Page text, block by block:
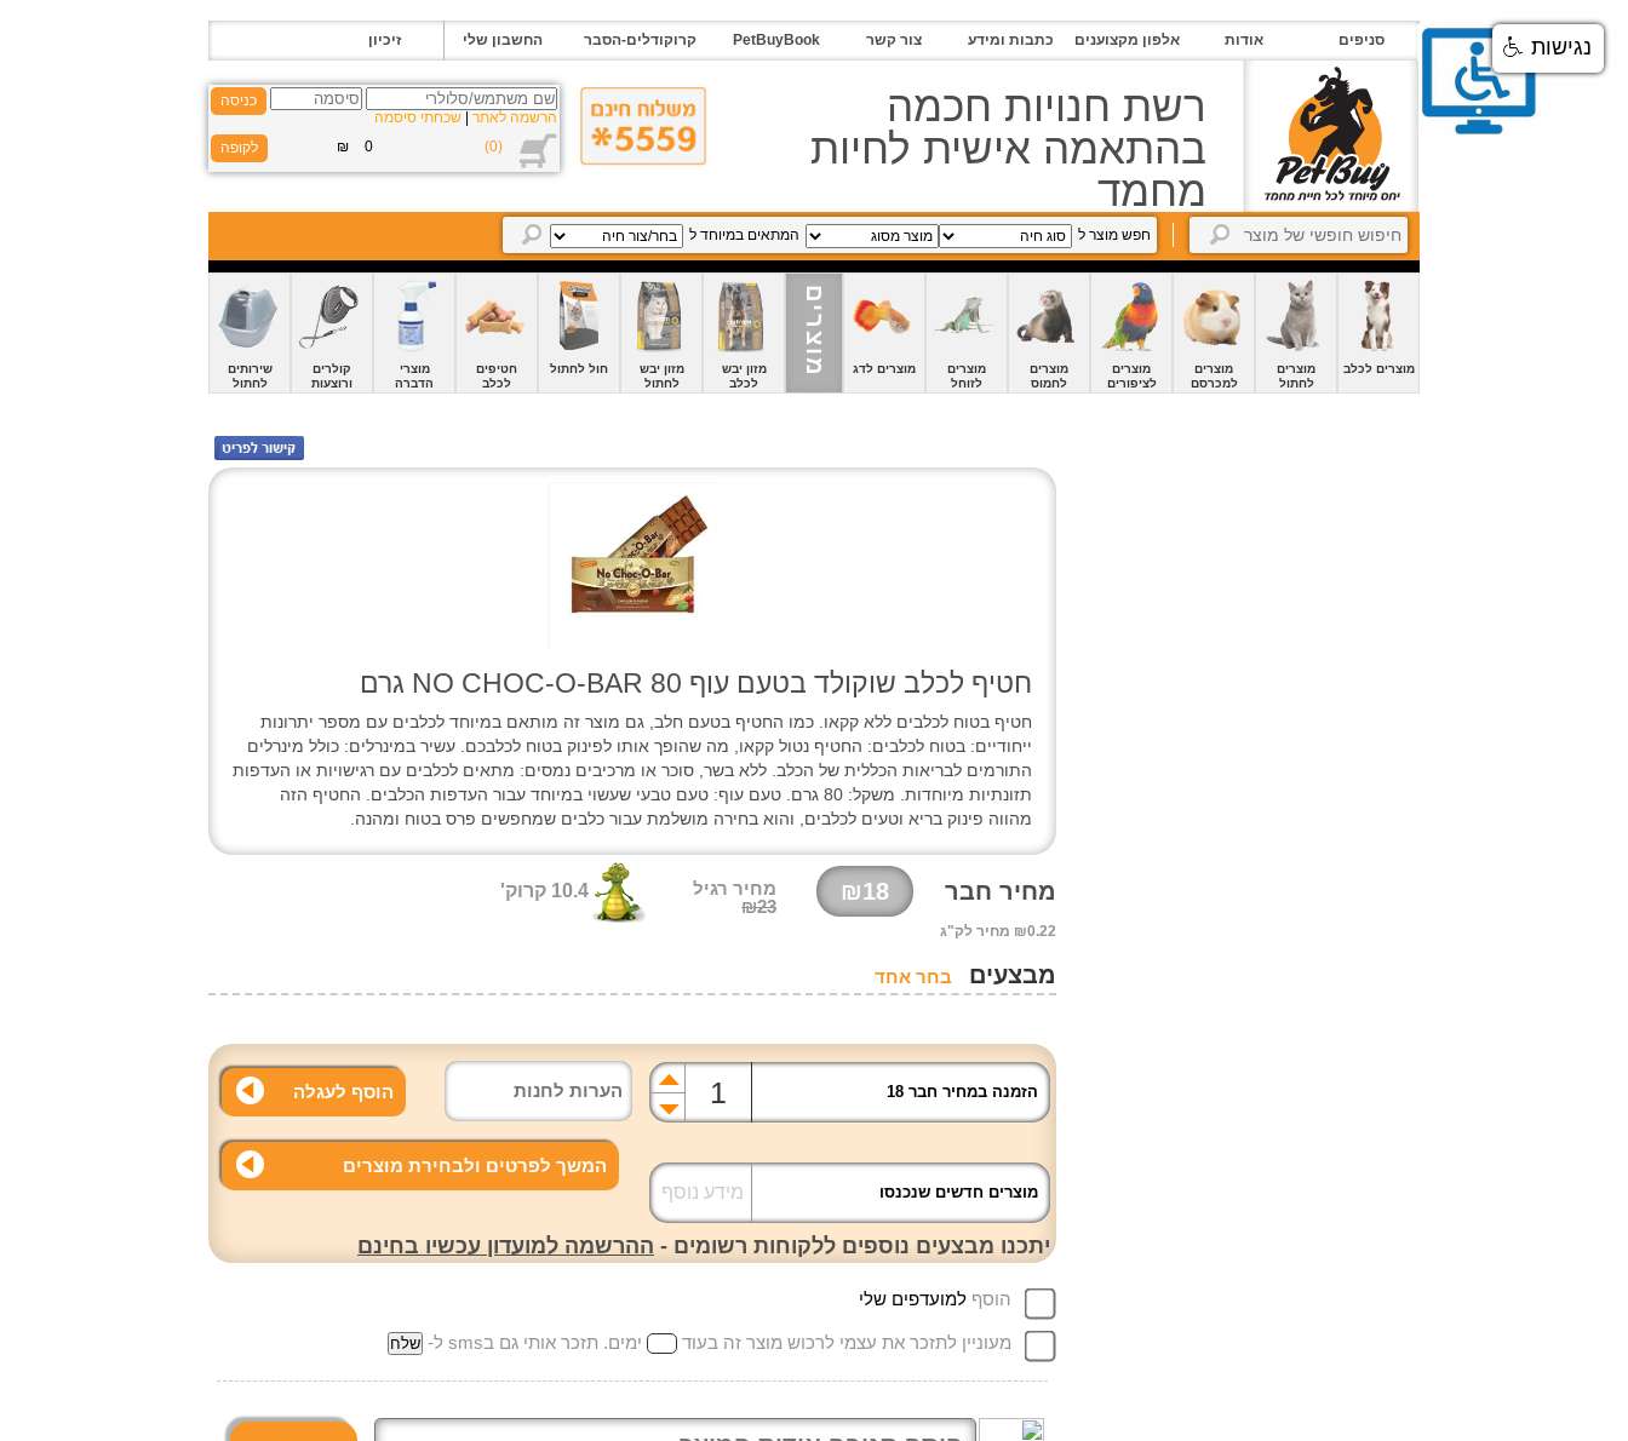
סניפים
אודות
סניפים אודות אלפון מקצוענים כתבות ומידע צור קשר PetBuyBook קרוקודלים-הסבר החשבון שלי זיכיון
רשת חנויות חכמה
בהתאמה אישית לחיות
מחמד
כניסה
הרשמה לאתר | שכחתי סיסמה
חפש מוצר ל המתאים במיוחד ל
מוצרים לכלב
מוצרים
לחתול
מוצרים
למכרסם
מוצרים
לציפורים
מוצרים
לחמוס
מוצרים
לזוחל
מוצרים לדג מוצרים
מזון יבש
לכלב
מזון יבש
לחתול
חול לחתול
חטיפים
לכלב
מוצרי
הדברה
קולרים
ורוצעות
שירותים
לחתול
חטיף לכלב שוקולד בטעם עוף NO CHOC-O-BAR 80 גרם
חטיף בטוח לכלבים ללא קקאו. כמו החטיף בטעם חלב, גם מוצר זה מותאם במיוחד לכלבים עם מספר יתרונות
ייחודיים: בטוח לכלבים: החטיף נטול קקאו, מה שהופך אותו לפינוק בטוח לכלבכם. עשיר במינרלים: כולל מינרלים
התורמים לבריאות הכללית של הכלב. ללא בשר, סוכר או מרכיבים נמסים: מתאים לכלבים עם רגישויות או העדפות
תזונתיות מיוחדות. משקל: 80 גרם. טעם עוף: טעם טבעי שעשוי במיוחד עבור העדפות הכלבים. החטיף הזה
מהווה פינוק בריא וטעים לכלבים, והוא בחירה מושלמת עבור כלבים שמחפשים פרס בטוח ומהנה.
מחיר חבר ₪18
מחיר רגיל
₪23
10.4 קרוק'
₪0.22 מחיר לק"ג
מבצעים בחר אחד
הזמנה במחיר חבר 18 הוסף לעגלה
מוצרים חדשים שנכנסו מידע נוסף
המשך לפרטים ולבחירת מוצרים
יתכנו מבצעים נוספים ללקוחות רשומים - ההרשמה למועדון עכשיו בחינם
הוסף למועדפים שלי
מעוניין לתזכר את עצמי לרכוש מוצר זה בעוד ימים. תזכר אותי גם בsms ל-
נגישות